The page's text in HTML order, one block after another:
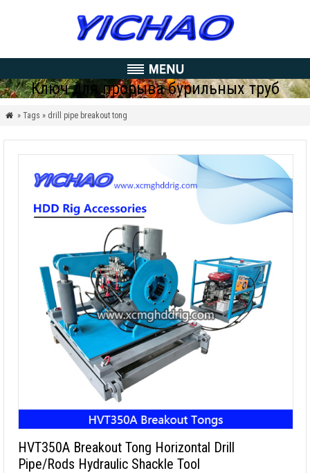
Ключ для прорыва бурильных труб
 » Tags » drill pipe breakout tong
HVT350A Breakout Tong Horizontal Drill
Pipe/Rods Hydraulic Shackle Tool